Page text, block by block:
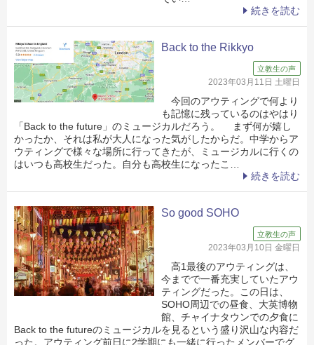
続きを読む
Back to the Rikkyo
立教生の声
2023年03月11日 土曜日
今回のアウティングで何より
も記憶に残っているのはやはり
「Back to the future」のミュージカルだろう。 まず何が嬉し
かったか、それは私が大人になった気がしたからだ。中学からア
ウティングで様々な場所に行ってきたが、ミュージカルに行くの
はいつも高校生だった。自分も高校生になったこ…
続きを読む
So good SOHO
立教生の声
2023年03月10日 金曜日
高1最後のアウティングは、
今までで一番充実していたアウ
ティングだった。この日は、
SOHO周辺での昼食、大英博物
館、チャイナタウンでの夕食に
Back to the futureのミュージカルを見るという盛り沢山な内容だ
った。アウティング前日に2学期にも一緒に行ったメンバーでグ